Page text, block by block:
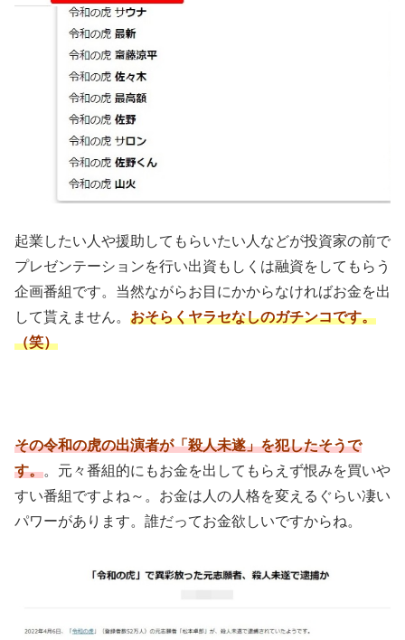
起業したい人や援助してもらいたい人などが投資家の前で
プレゼンテーションを行い出資もしくは融資をしてもらう
企画番組です。当然ながらお目にかからなければお金を出
して貰えません。 おそらくヤラセなしのガチンコです。
（笑）
その令和の虎の出演者が「殺人未遂」を犯したそうで
す。。元々番組的にもお金を出してもらえず恨みを買いや
すい番組ですよね～。お金は人の人格を変えるぐらい凄い
パワーがあります。誰だってお金欲しいですからね。